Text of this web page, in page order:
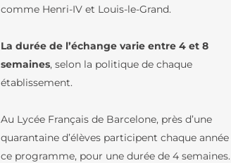
AU LFB
comme Henri-IV et Louis-le-Grand.
La durée de l’échange varie entre 4 et 8
semaines, selon la politique de chaque
établissement.
Au Lycée Français de Barcelone, près d’une
quarantaine d’élèves participent chaque année
ce programme, pour une durée de 4 semaines.